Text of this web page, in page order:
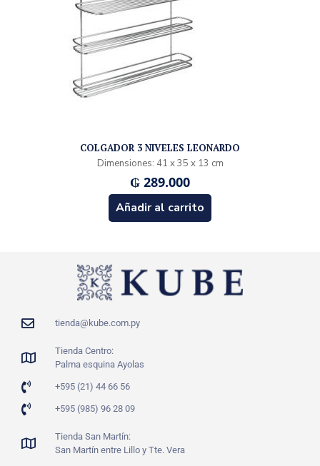
COLGADOR 3 NIVELES LEONARDO
Dimensiones: 41 x 35 x 13 cm
₲ 289.000
Añadir al carrito
tienda@kube.com.py
Tienda Centro:
Palma esquina Ayolas
+595 (21) 44 66 56
+595 (985) 96 28 09
Tienda San Martín:
San Martín entre Lillo y Tte. Vera